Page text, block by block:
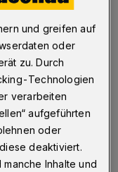
umfangreiche
könnte
Straßen in
zu reparieren.
welche
wurden.
und greifen auf
oder
zu. Durch
Technologien
verarbeiten
aufgeführten
oder
deaktiviert.
Inhalte und